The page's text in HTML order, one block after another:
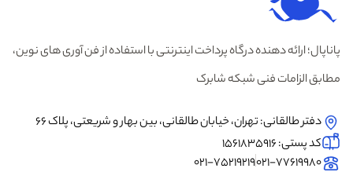
پاناپال؛ ارائه دهنده درگاه پرداخت اینترنتی با استفاده از فن آوری های نوین،
مطابق الزامات فنی شبکه شابرک
دفتر طالقانی: تهران، خیابان طالقانی، بین بهار و شریعتی، پلاک 66
کد پستی: 1561835916
021-77619980
021-75219219